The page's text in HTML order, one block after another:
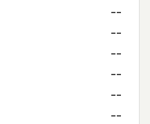
--
--
--
--
--
--